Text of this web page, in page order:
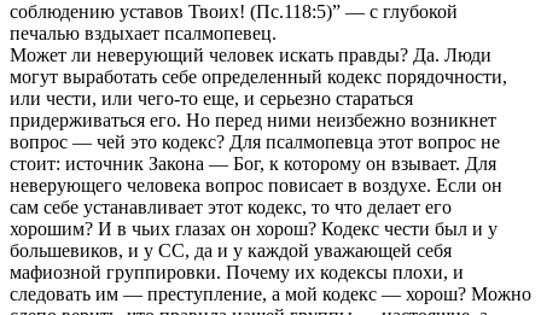
соблюдению уставов Твоих! (Пс.118:5)” — с глубокой
печалью вздыхает псалмопевец.
Может ли неверующий человек искать правды? Да. Люди
могут выработать себе определенный кодекс порядочности,
или чести, или чего-то еще, и серьезно стараться
придерживаться его. Но перед ними неизбежно возникнет
вопрос — чей это кодекс? Для псалмопевца этот вопрос не
стоит: источник Закона — Бог, к которому он взывает. Для
неверующего человека вопрос повисает в воздухе. Если он
сам себе устанавливает этот кодекс, то что делает его
хорошим? И в чьих глазах он хорош? Кодекс чести был и у
большевиков, и у СС, да и у каждой уважающей себя
мафиозной группировки. Почему их кодексы плохи, и
следовать им — преступление, а мой кодекс — хорош? Можно